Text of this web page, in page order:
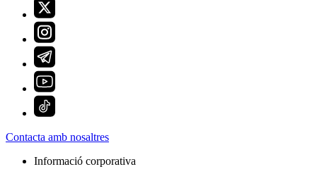
Contacta amb nosaltres
Informació corporativa